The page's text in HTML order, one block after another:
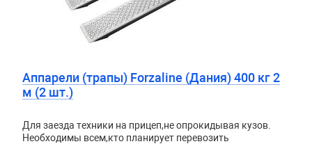
Аппарели (трапы) Forzaline (Дания) 400 кг 2
м (2 шт.)
Для заезда техники на прицеп,не опрокидывая кузов.
Необходимы всем,кто планирует перевозить